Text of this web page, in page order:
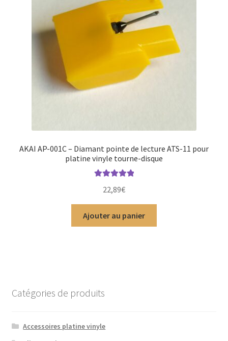
AKAI AP-001C – Diamant pointe de lecture ATS-11 pour
platine vinyle tourne-disque
5
22,89€
Ajouter au panier
Catégories de produits
Accessoires platine vinyle